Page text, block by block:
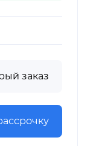
заказ